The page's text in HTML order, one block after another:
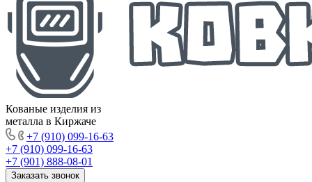
Кованые изделия из
металла в Киржаче
+7 (910) 099-16-63
+7 (910) 099-16-63
+7 (901) 888-08-01
Заказать звонок